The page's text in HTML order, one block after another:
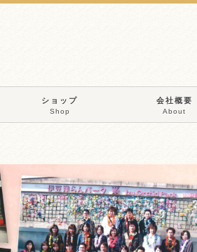
ショップ
Shop
会社概要
About